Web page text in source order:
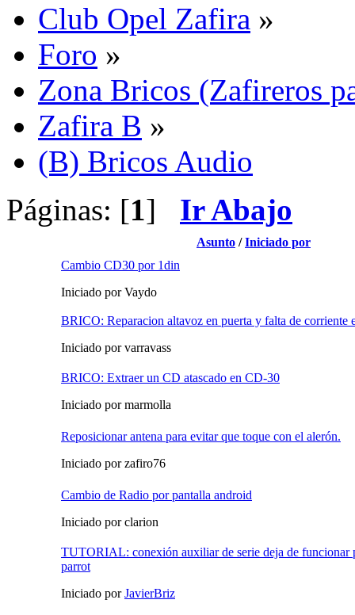
Club Opel Zafira »
Foro »
Zona Bricos (Zafireros
Zafira B »
(B) Bricos Audio
Páginas: [1] Ir Abajo
Asunto /Iniciado por
Cambio CD30 por 1din
Iniciado por Vaydo
BRICO: Reparacion altavoz en puerta y falta de corriente
Iniciado por varravass
BRICO: Extraer un CD atascado en CD-30
Iniciado por marmolla
Reposicionar antena para evitar que toque con el alerón.
Iniciado por zafiro76
Cambio de Radio por pantalla android
Iniciado por clarion
TUTORIAL: conexión auxiliar de serie deja de funcionar
parrot
Iniciado porJavierBriz